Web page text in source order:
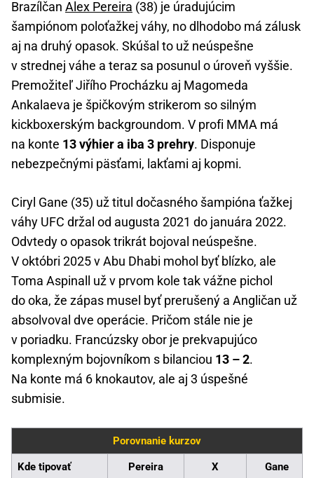
Brazílčan Alex Pereira (38) je úradujúcim
šampiónom poloťažkej váhy, no dlhodobo má zálusk
aj na druhý opasok. Skúšal to už neúspešne
v strednej váhe a teraz sa posunul o úroveň vyššie.
Premožiteľ Jiřího Procházku aj Magomeda
Ankalaeva je špičkovým strikerom so silným
kickboxerským backgroundom. V profi MMA má
na konte 13 výhier a iba 3 prehry. Disponuje
nebezpečnými päsťami, lakťami aj kopmi.
Ciryl Gane (35) už titul dočasného šampióna ťažkej
váhy UFC držal od augusta 2021 do januára 2022.
Odvtedy o opasok trikrát bojoval neúspešne.
V októbri 2025 v Abu Dhabi mohol byť blízko, ale
Toma Aspinall už v prvom kole tak vážne pichol
do oka, že zápas musel byť prerušený a Angličan už
absolvoval dve operácie. Pričom stále nie je
v poriadku. Francúzsky obor je prekvapujúco
komplexným bojovníkom s bilanciou 13 – 2.
Na konte má 6 knokautov, ale aj 3 úspešné
submisie.
Porovnanie kurzov
Kde tipovať Pereira X Gane